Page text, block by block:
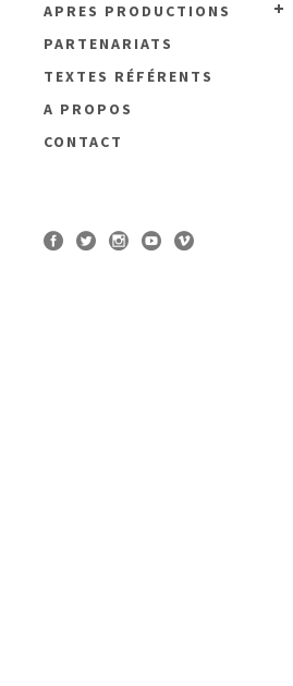
APRES PRODUCTIONS
PARTENARIATS
TEXTES RÉFÉRENTS
A PROPOS
CONTACT